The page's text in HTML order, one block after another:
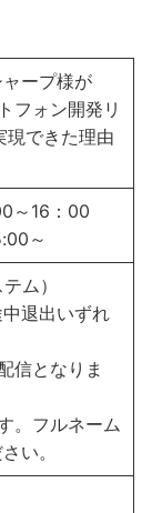
ャープ様が
フォン開発リ
現できた理由
～16：00
～
ム）
退出いずれ
信となりま
。フルネーム
い。